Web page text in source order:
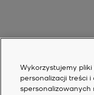
Wykorzystujemy
personalizacji treści
spersonalizowanych